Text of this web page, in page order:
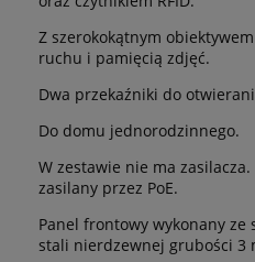
Z szerokokątnym
ruchu i pamięcią zdjęć.
Dwa przekaźniki do
Do domu jednorodzinnego.
W zestawie nie ma
zasilany przez PoE.
Panel frontowy wykonany ze
stali nierdzewnej grubości 3